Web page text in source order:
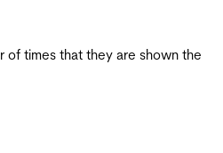
of times that they are shown the